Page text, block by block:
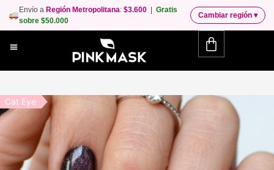
Envío a Región Metropolitana:$3.600 |Gratis
sobre $50.000
Cambiar región ▾
Cat Eye